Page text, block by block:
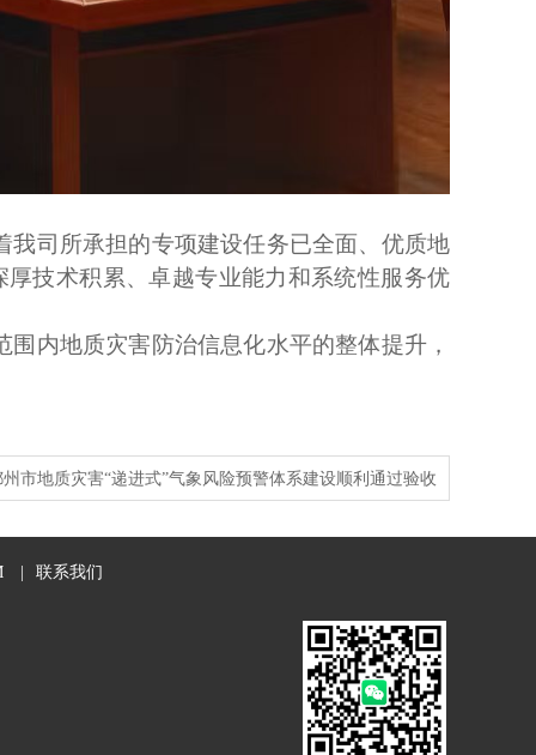
司所承担的专项建设任务已全面、优质地
技术积累、卓越专业能力和系统性服务优
内地质灾害防治信息化水平的整体提升，
州市地质灾害“递进式”气象风险预警体系建设顺利通过验收
联系我们